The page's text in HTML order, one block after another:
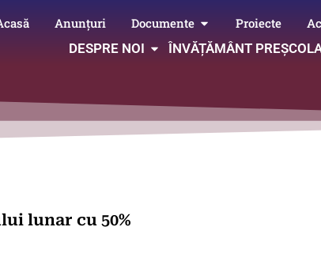
Anunțuri Documente Proiecte
DESPRE NOI
ÎNVĂȚĂMÂNT
lunar cu 50%